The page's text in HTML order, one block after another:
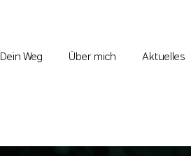
Dein Weg Über mich Aktuelles